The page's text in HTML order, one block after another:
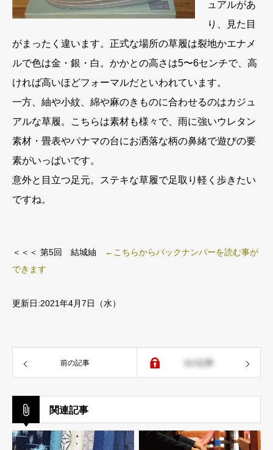
ュアルがあ
り、見た目
がまったく違います。正式な場所の草履は裂地かエナメ
ルで色は金・銀・白。かかとの高さは5〜6センチで、高
ければ高いほどフォーマルだといわれています。
一方、紬や小紋、綿や麻のきものに合わせるのはカジュ
アルな草履。こちらは素材も様々で、雨に強いウレタン
素材・畳表やパナマの台にお洒落な柄の鼻緒で遊びの要
素がいっぱいです。
意外と目立つ足元。ステキな草履で足取り軽く歩きたい
ですね。
＜＜＜ 第5回 結城紬 ←こちらからバックナンバーを読む事が
できます
更新日:2021年4月7日（水）
前の記事
関連記事